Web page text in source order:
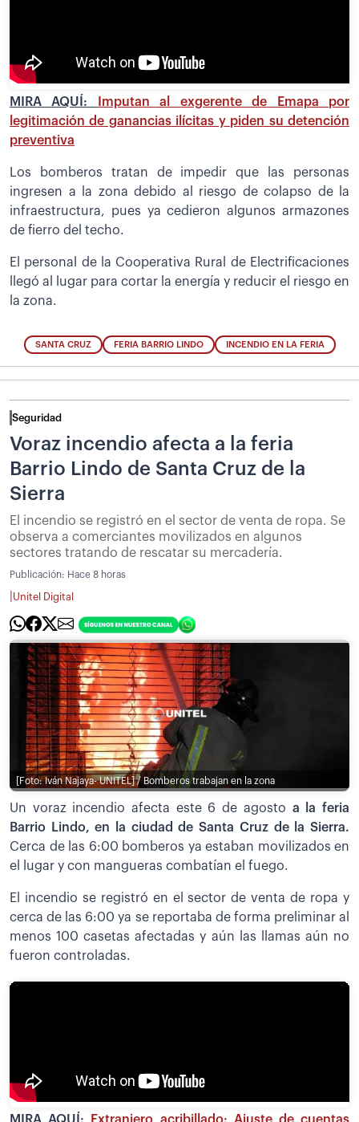
MIRA AQUÍ:
Imputan al exgerente de Emapa por
legitimación de ganancias ilícitas y piden su detención
preventiva
Los bomberos tratan de impedir que las personas
ingresen a la zona debido al riesgo de colapso de la
infraestructura, pues ya cedieron algunos armazones
de fierro del techo.
El personal de la Cooperativa Rural de Electrificaciones
llegó al lugar para cortar la energía y reducir el riesgo en
la zona.
SANTA CRUZ FERIA BARRIO LINDO INCENDIO EN LA FERIA
Seguridad
Voraz incendio afecta a la feria
Barrio Lindo de Santa Cruz de la
Sierra
El incendio se registró en el sector de venta de ropa. Se
observa a comerciantes movilizados en algunos
sectores tratando de rescatar su mercadería.
Publicación: Hace 8 horas
Unitel Digital
[Foto: Iván Najaya- UNITEL] / Bomberos trabajan en la zona
Un voraz incendio afecta este 6 de agosto a la feria
Barrio Lindo, en la ciudad de Santa Cruz de la Sierra.
Cerca de las 6:00 bomberos ya estaban movilizados en
el lugar y con mangueras combatían el fuego.
El incendio se registró en el sector de venta de ropa y
cerca de las 6:00 ya se reportaba de forma preliminar al
menos 100 casetas afectadas y aún las llamas aún no
fueron controladas.
MIRA AQUÍ: Extranjero acribillado: Ajuste de cuentas